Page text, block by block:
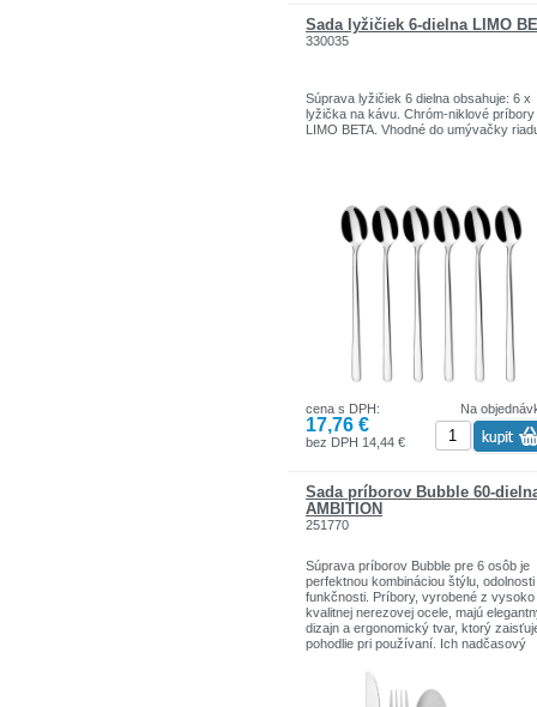
Sada lyžičiek 6-dielna LIMO
330035
Súprava lyžičiek 6 dielna obsahuje: 6 x
lyžička na kávu. Chróm-niklové príbory
LIMO BETA. Vhodné do umývačky
Na
cena s DPH:
17,76 €
bez DPH 14,44 €
Sada príborov Bubble 60-
AMBITION
251770
Súprava príborov Bubble pre 6 osôb je
perfektnou kombináciou štýlu, odolnosti
funkčnosti. Príbory, vyrobené z vysoko
kvalitnej nerezovej ocele, majú
dizajn a ergonomický tvar, ktorý
pohodlie pri používaní. Ich nadčasový
stolovanie, tak na elegantné večierky.
Nerezové príbory Bubble budú vďaka